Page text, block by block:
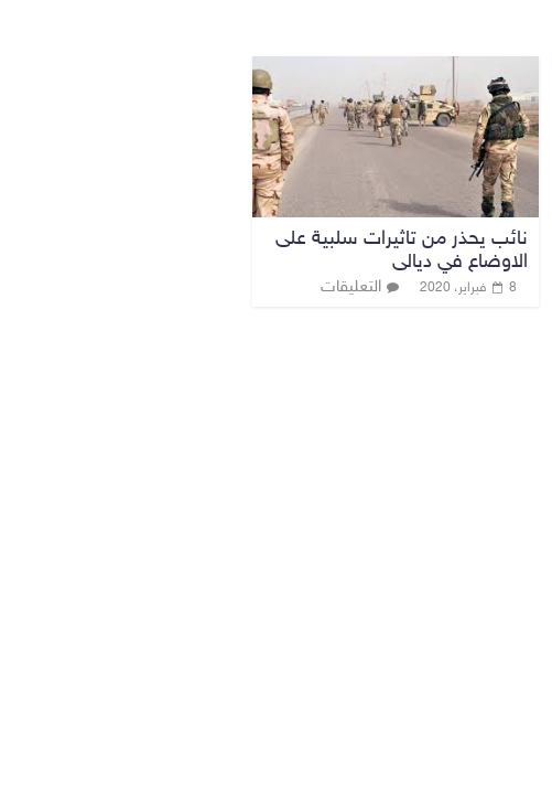
نائب يحذر من تاثيرات سلبية على
الاوضاع في ديالى
8 فبراير، 2020 التعليقات